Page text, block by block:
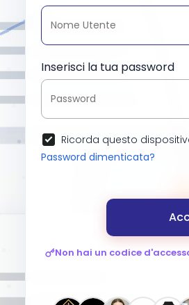
Inserisci la tua password
Ricorda questo
Password dimenticata?
Non hai un codice